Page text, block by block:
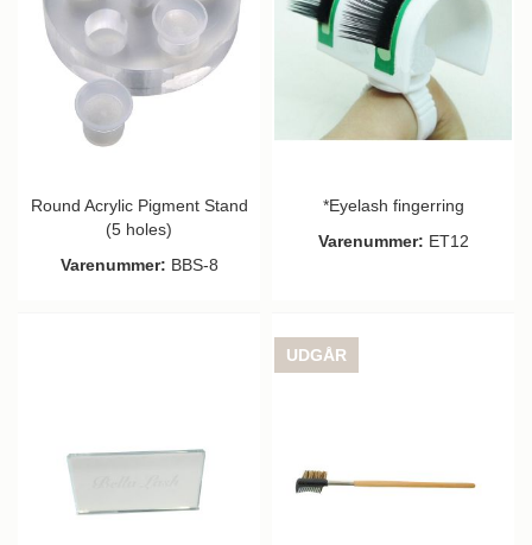
Round Acrylic Pigment Stand
(5 holes)
Varenummer: BBS-8
*Eyelash fingerring
Varenummer: ET12
UDGÅR